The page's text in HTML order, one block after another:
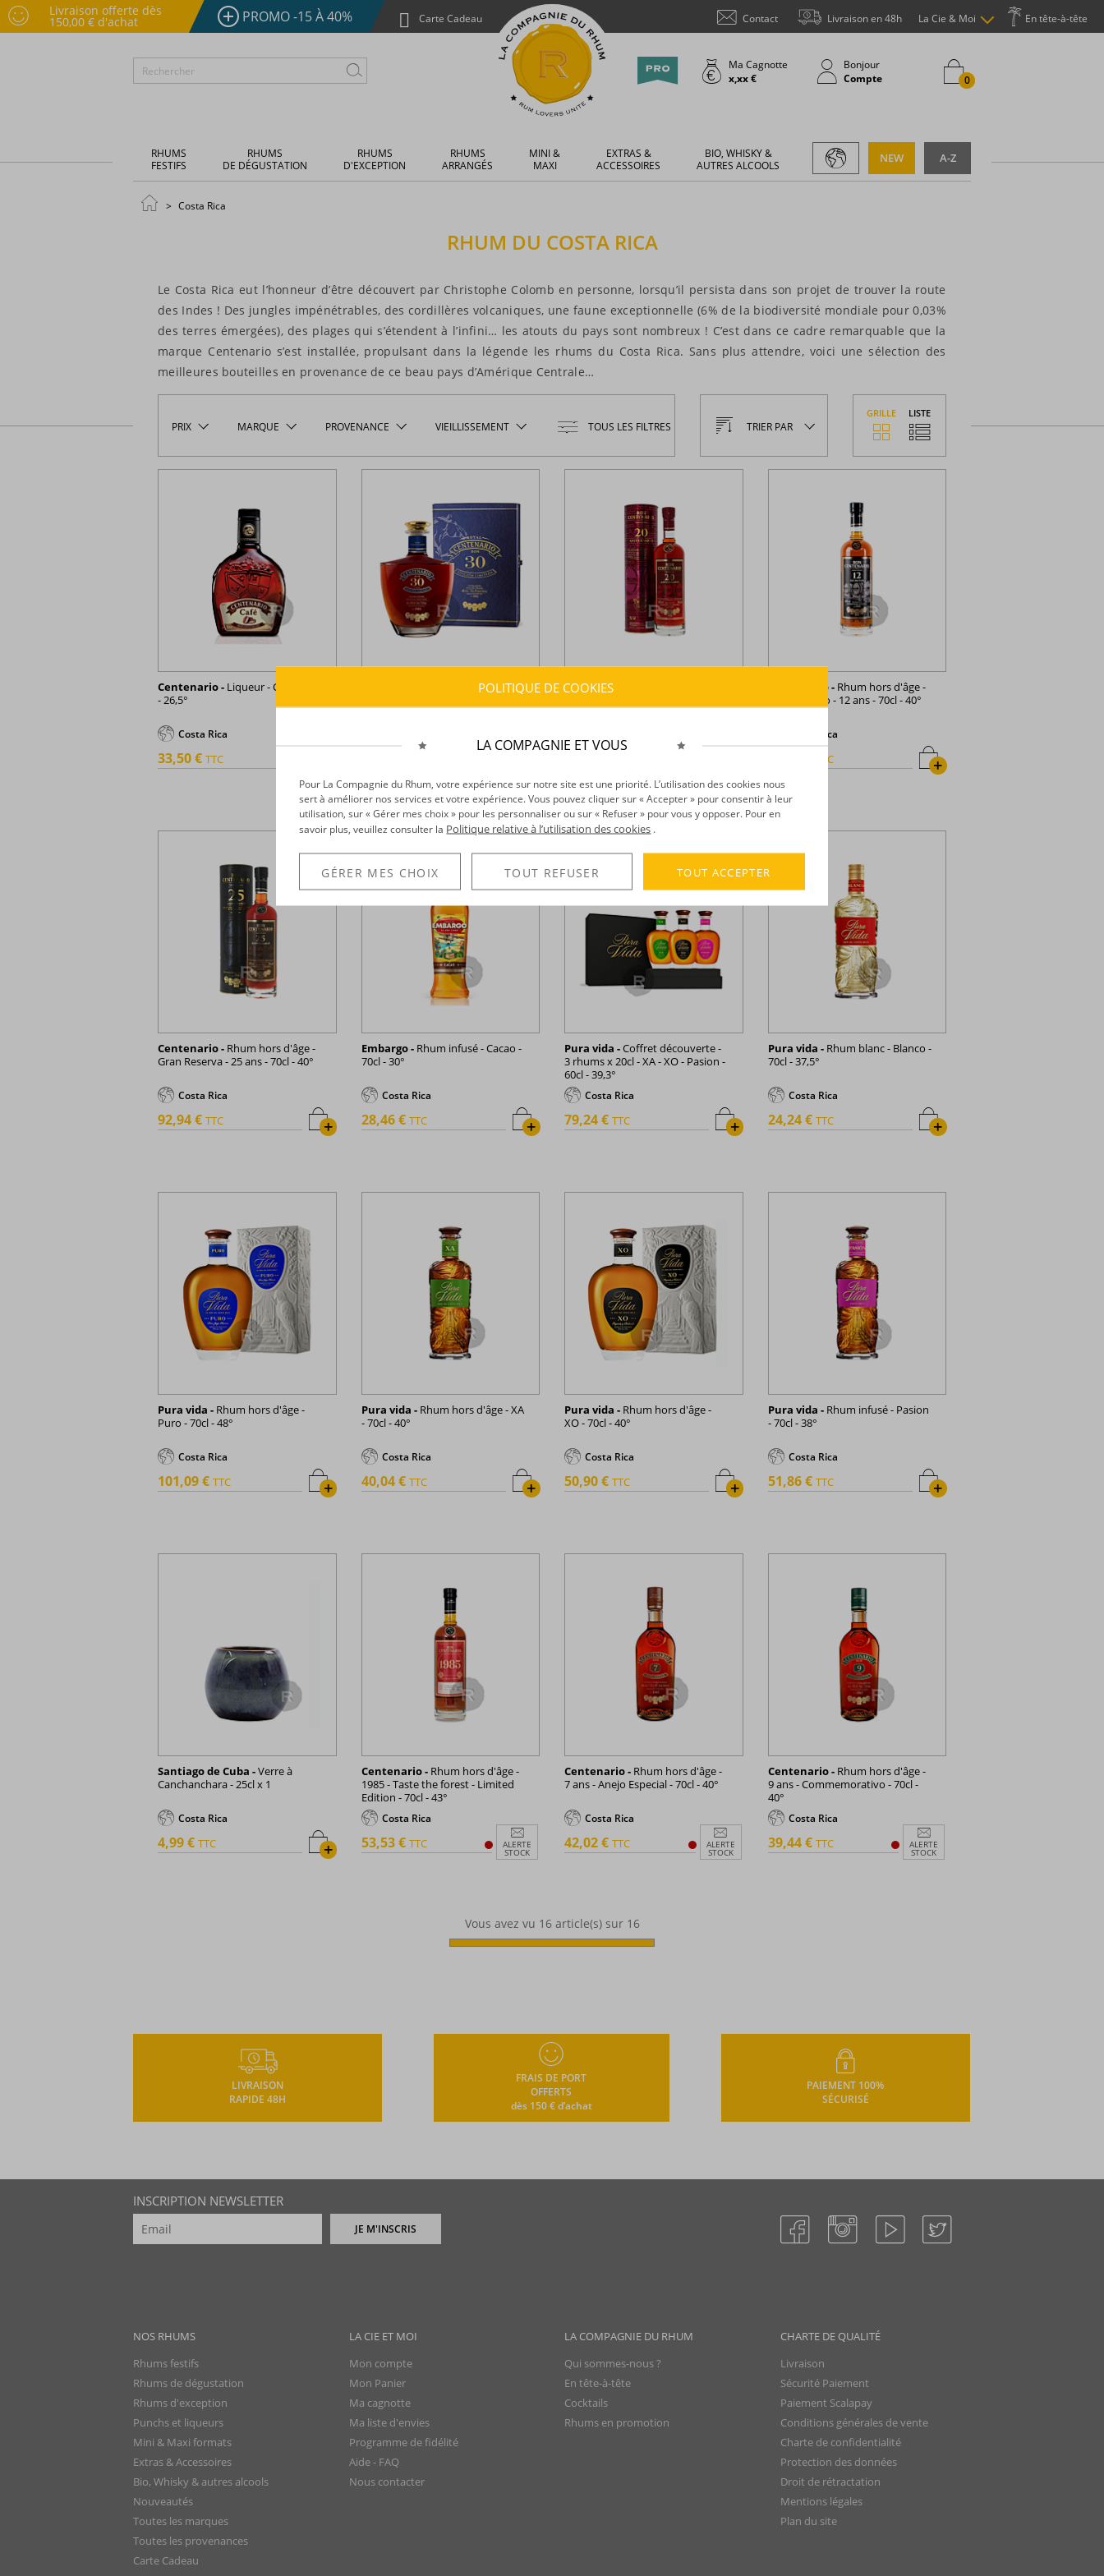
Livraison offerte dès
150,00 € d'achat PROMO -15 À 40% Carte Cadeau En tête-à-tête
La Cie & Moi
Livraison en 48h
Contact
Ma Cagnotte
x,xx €
Bonjour
Compte
0
RHUMS
FESTIFS
RHUMS
DE DÉGUSTATION
RHUMS
D'EXCEPTION
RHUMS
ARRANGÉS
MINI &
MAXI
EXTRAS &
ACCESSOIRES
BIO, WHISKY &
AUTRES ALCOOLS
A-Z
NEW
Costa Rica
RHUM DU COSTA RICA
Le Costa Rica eut l’honneur d’être découvert par Christophe Colomb en personne, lorsqu’il persista dans son projet de trouver la route
des Indes ! Des jungles impénétrables, des cordillères volcaniques, une faune exceptionnelle (6% de la biodiversité mondiale pour 0,03%
des terres émergées), des plages qui s’étendent à l’infini… les atouts du pays sont nombreux ! C’est dans ce cadre remarquable que la
marque Centenario s’est installée, propulsant dans la légende les rhums du Costa Rica. Sans plus attendre, voici une sélection des
meilleures bouteilles en provenance de ce beau pays d’Amérique Centrale…
PRIX MARQUE PROVENANCE VIEILLISSEMENT TOUS LES FILTRES TRIER PAR
GRILLE LISTE
Centenario - Liqueur - Café - 70cl
- 26,5°
Costa Rica
33,50 € TTC
Rhum hors d'âge -
70cl - 40°
Centenario - Centenario -Rhum hors d'âge -
Gran Legado - 12 ans - 70cl - 40°
Costa Rica
+
TTC
Centenario - Rhum hors d'âge -
Gran Reserva - 25 ans - 70cl - 40°
Costa Rica
+
92,94 € TTC
Embargo -Rhum infusé - Cacao -
70cl - 30°
Costa Rica
+
28,46 € TTC
Pura vida -Coffret découverte -
3 rhums x 20cl - XA - XO - Pasion -
60cl - 39,3°
Costa Rica
+
79,24 € TTC
Pura vida -Rhum blanc - Blanco -
70cl - 37,5°
Costa Rica
+
24,24 € TTC
Pura vida - Rhum hors d'âge -
Puro - 70cl - 48°
Costa Rica
+
101,09 € TTC
Pura vida -Rhum hors d'âge - XA
- 70cl - 40°
Costa Rica
+
40,04 € TTC
Pura vida - Rhum hors d'âge -
XO - 70cl - 40°
Costa Rica
+
50,90 € TTC
Pura vida -Rhum infusé - Pasion
- 70cl - 38°
Costa Rica
+
51,86 € TTC
Santiago de Cuba -Verre à
Canchanchara - 25cl x 1
Costa Rica
+
4,99 € TTC
Centenario -Rhum hors d'âge -
1985 - Taste the forest - Limited
Edition - 70cl - 43°
Costa Rica
ALERTE
STOCK
53,53 € TTC
Centenario - Rhum hors d'âge -
7 ans - Anejo Especial - 70cl - 40°
Costa Rica
ALERTE
STOCK
42,02 € TTC
Centenario -Rhum hors d'âge -
9 ans - Commemorativo - 70cl -
40°
Costa Rica
ALERTE
STOCK
39,44 € TTC
Vous avez vu 16article(s) sur 16
LIVRAISON
RAPIDE 48H
FRAIS DE PORT
OFFERTS
dès 150 € d’achat
PAIEMENT 100%
SÉCURISÉ
INSCRIPTION NEWSLETTER
JE M'INSCRIS
NOS RHUMS
Rhums festifs
Rhums de dégustation
Rhums d'exception
Punchs et liqueurs
Mini & Maxi formats
Extras & Accessoires
Bio, Whisky & autres alcools
Nouveautés
Toutes les marques
Toutes les provenances
Carte Cadeau
LA COMPAGNIE DU RHUM
Qui sommes-nous ?
En tête-à-tête
Cocktails
Rhums en promotion
LA CIE ET MOI
Mon compte
Mon Panier
Ma cagnotte
Ma liste d'envies
Programme de fidélité
Aide - FAQ
Nous contacter
CHARTE DE QUALITÉ
Livraison
Sécurité Paiement
Paiement Scalapay
Conditions générales de vente
Charte de confidentialité
Protection des données
Droit de rétractation
Mentions légales
Plan du site
POLITIQUE DE COOKIES
LA COMPAGNIE ET VOUS
Pour La Compagnie du Rhum, votre expérience sur notre site est une priorité. L’utilisation des cookies nous
sert à améliorer nos services et votre expérience. Vous pouvez cliquer sur « Accepter » pour consentir à leur
utilisation, sur « Gérer mes choix » pour les personnaliser ou sur « Refuser » pour vous y opposer. Pour en
savoir plus, veuillez consulter la Politique relative à l’utilisation des cookies .
GÉRER MES CHOIX TOUT REFUSER TOUT ACCEPTER